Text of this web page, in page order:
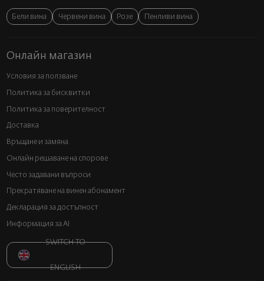
Бели вина Червени вина Розе Пенливи вина
Онлайн магазин
Условия за ползване
Политика за бисквитки
Политика за поверителност
Доставка
Връщане и замяна
Онлайн решаване на спорове
Често задавани въпроси
Прекратяване на винен абонамент
Декларация за достъпност
Информация за AI
SWITCH TO
ENGLISH